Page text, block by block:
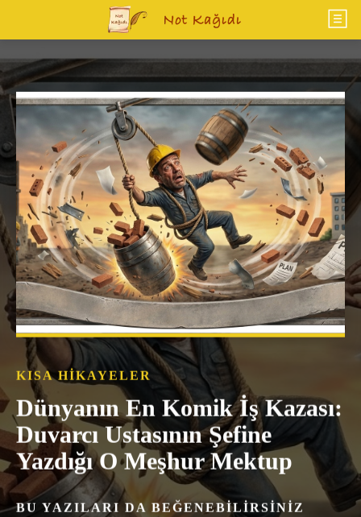
KISA HIKAYELER
Dünyanın En Komik İş Kazası:
Duvarcı Ustasının Şefine
Yazdığı O Meşhur Mektup
BU YAZILARI DA BEĞENEBILIRSINIZ